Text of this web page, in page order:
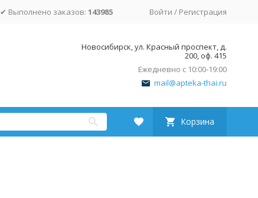
✔ Выполнено заказов: 143985 Войти / Регистрация
Новосибирск, ул. Красный проспект, д.
200, оф. 415
Ежедневно с 10:00-19:00
mail@apteka-thai.ru
Корзина